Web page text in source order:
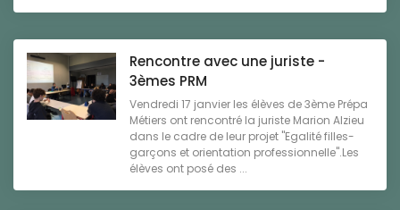
Rencontre avec une juriste -
3èmes PRM
Vendredi 17 janvier les élèves de 3ème Prépa
Métiers ont rencontré la juriste Marion Alzieu
dans le cadre de leur projet "Egalité filles-
garçons et orientation professionnelle".Les
élèves ont posé des ...